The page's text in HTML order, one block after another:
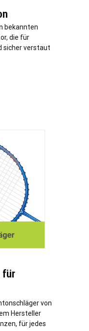
bekannten
die für
sicher verstaut
für
von
Hersteller
für jedes